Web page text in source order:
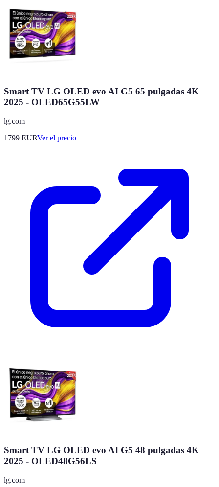
Smart TV LG OLED evo AI G5 65 pulgadas 4K
2025 - OLED65G55LW
lg.com
1799 EURVer el precio
Smart TV LG OLED evo AI G5 48 pulgadas 4K
2025 - OLED48G56LS
lg.com